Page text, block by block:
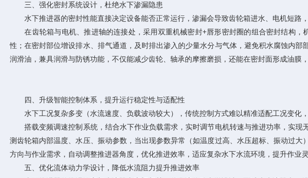
三、强化密封系统设计，杜绝水下渗漏隐患
水下推进器的密封性能直接决定设备能否正常运行，渗漏会导致齿轮箱进水、电机短路，
在齿轮箱与电机、推进轴的连接处，采用双重机械密封+唇形密封圈的组合密封结构，
性；在密封部位增设排水、排气通道，及时排出渗入的少量水分与气体，避免积水腐蚀内
润滑油，兼具润滑与防锈功能，不仅能减少齿轮、轴承的摩擦磨损，还能在密封面形成油膜
四、升级智能控制体系，提升运行稳定性与适配性
水下工况复杂多变（水流速度、负载波动较大），传统控制方式难以精准适配工况变化
搭载变频调速控制系统，结合水下作业负载需求，实时调节电机转速与推进功率，实现
测齿轮箱内部温度、水压、振动参数，当出现参数异常（如温度过高、水压超标、振动过
方向与作业需求，自动调整推进器角度，优化推进效率，适应复杂水下水流环境，提升作业灵
五、优化流体动力学设计，降低水流阻力提升推进效率